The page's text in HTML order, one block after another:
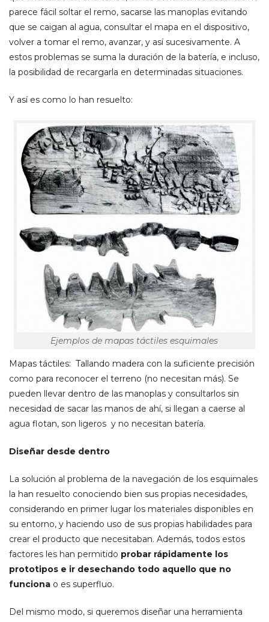
parece fácil soltar el remo, sacarse las manoplas evitando
que se caigan al agua, consultar el mapa en el dispositivo,
volver a tomar el remo, avanzar, y así sucesivamente. A
estos problemas se suma la duración de la batería, e incluso,
la posibilidad de recargarla en determinadas situaciones.
Y así es como lo han resuelto:
Ejemplos de mapas táctiles esquimales
Mapas táctiles: Tallando madera con la suficiente precisión
como para reconocer el terreno (no necesitan más). Se
pueden llevar dentro de las manoplas y consultarlos sin
necesidad de sacar las manos de ahí, si llegan a caerse al
agua flotan, son ligeros y no necesitan batería.
Diseñar desde dentro
La solución al problema de la navegación de los esquimales
la han resuelto conociendo bien sus propias necesidades,
considerando en primer lugar los materiales disponibles en
su entorno, y haciendo uso de sus propias habilidades para
crear el producto que necesitaban. Además, todos estos
factores les han permitido probar rápidamente los
prototipos e ir desechando todo aquello que no
funciona o es superfluo.
Del mismo modo, si queremos diseñar una herramienta